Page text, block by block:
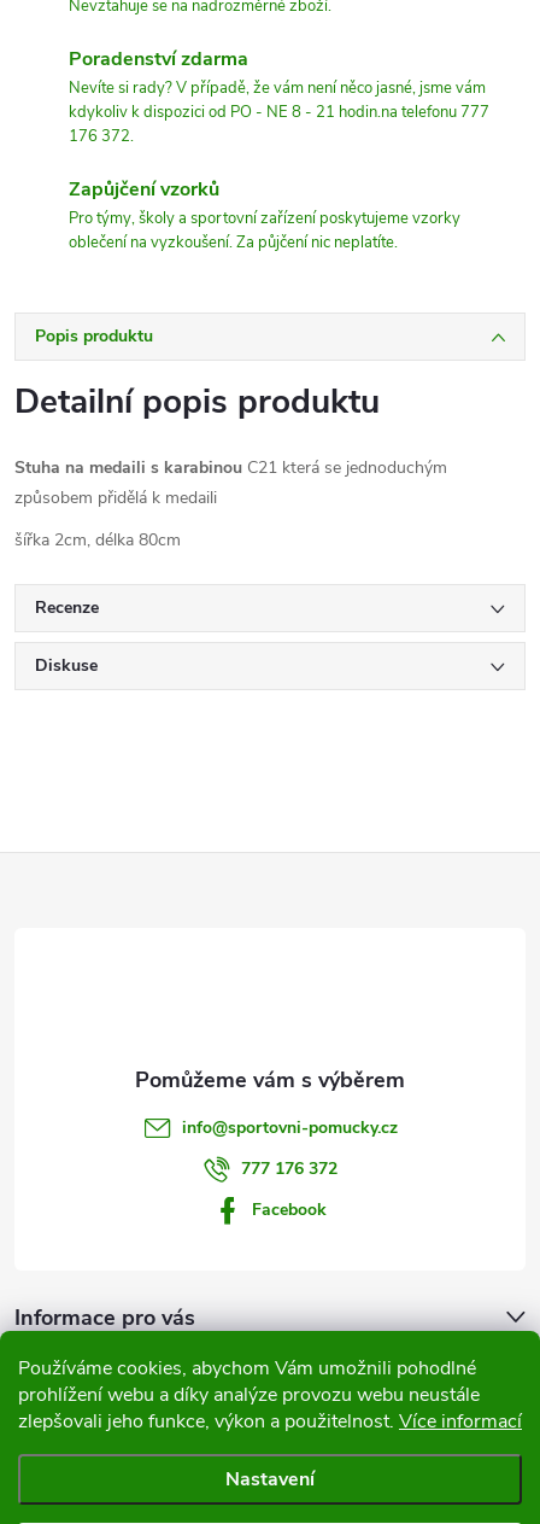
Používáme cookies, abychom Vám umožnili pohodlné
prohlížení webu a díky analýze provozu webu neustále
zlepšovali jeho funkce, výkon a použitelnost. Více informací
Nastavení
Nevztahuje se na nadrozměrné zboží.
Poradenství zdarma
Nevíte si rady? V případě, že vám není něco jasné, jsme vám
kdykoliv k dispozici od PO - NE 8 - 21 hodin.na telefonu 777
176 372.
Zapůjčení vzorků
Pro týmy, školy a sportovní zařízení poskytujeme vzorky
oblečení na vyzkoušení. Za půjčení nic neplatíte.
Popis produktu
Detailní popis produktu
Stuha na medaili s karabinou C21 která se jednoduchým
způsobem přidělá k medaili
šířka 2cm, délka 80cm
Recenze
Diskuse
info@sportovni-pomucky.cz
777 176 372
Facebook
Informace pro vás
Přijímáme online platby